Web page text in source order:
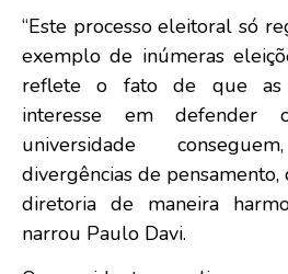
“Este processo eleitoral só
exemplo de inúmeras
reflete o fato de que as
interesse em
universidade
divergências de
diretoria de maneira
narrou Paulo Davi.